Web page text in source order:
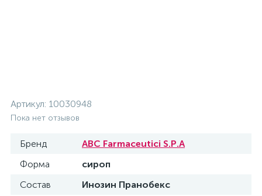
Артикул: 10030948
Пока нет отзывов
Бренд ABC Farmaceutici S.P.A
Форма сироп
Состав Инозин Пранобекс